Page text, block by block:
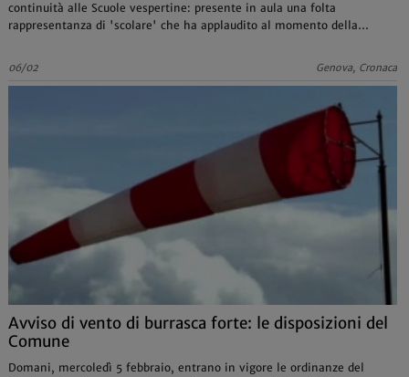
continuità alle Scuole vespertine: presente in aula una folta
rappresentanza di 'scolare' che ha applaudito al momento della
06/02 Genova, Cronaca
Avviso di vento di burrasca forte: le disposizioni del
Comune
Domani, mercoledì 5 febbraio, entrano in vigore le ordinanze del